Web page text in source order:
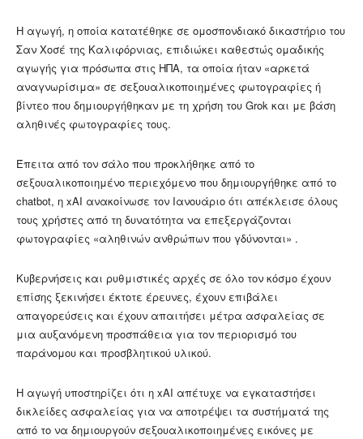
Η αγωγή, η οποία κατατέθηκε σε ομοσπονδιακό δικαστήριο του
Σαν Χοσέ της Καλιφόρνιας, επιδιώκει καθεστώς ομαδικής
αγωγής για πρόσωπα στις ΗΠΑ, τα οποία ήταν «αρκετά
αναγνωρίσιμα» σε σεξουαλικοποιημένες φωτογραφίες ή
βίντεο που δημιουργήθηκαν με τη χρήση του Grok και με βάση
αληθινές φωτογραφίες τους.
Έπειτα από τον σάλο που προκλήθηκε από το
σεξουαλικοποιημένο περιεχόμενο που δημιουργήθηκε από το
chatbot, η xAI ανακοίνωσε τον Ιανουάριο ότι απέκλεισε όλους
τους χρήστες από τη δυνατότητα να επεξεργάζονται
φωτογραφίες «αληθινών ανθρώπων που γδύνονται» .
Κυβερνήσεις και ρυθμιστικές αρχές σε όλο τον κόσμο έχουν
επίσης ξεκινήσει έκτοτε έρευνες, έχουν επιβάλει
απαγορεύσεις και έχουν απαιτήσει μέτρα ασφαλείας σε
μια αυξανόμενη προσπάθεια για τον περιορισμό του
παράνομου και προσβλητικού υλικού.
Η αγωγή υποστηρίζει ότι η xAI απέτυχε να εγκαταστήσει
δικλείδες ασφαλείας για να αποτρέψει τα συστήματά της
από το να δημιουργούν σεξουαλικοποιημένες εικόνες με